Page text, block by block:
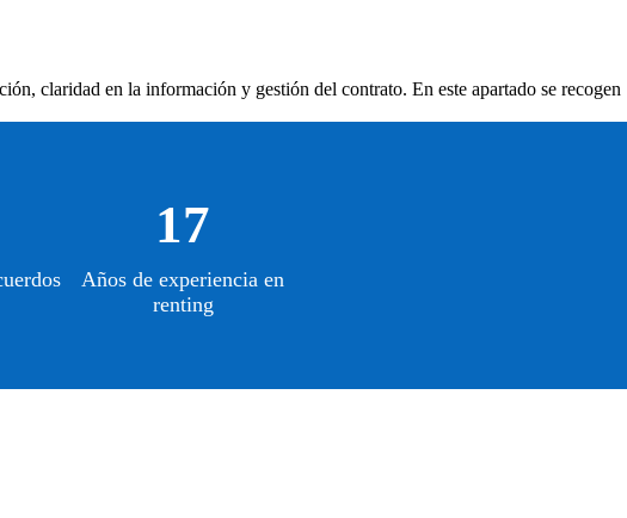
claridad en la información y gestión del contrato. En este apartado se recogen
17
Años de experiencia en
renting